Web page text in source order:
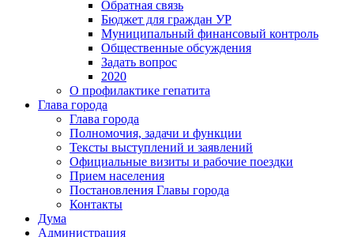
Обратная связь
Бюджет для граждан УР
Муниципальный финансовый контроль
Общественные обсуждения
Задать вопрос
2020
О профилактике гепатита
Глава города
Глава города
Полномочия, задачи и функции
Тексты выступлений и заявлений
Официальные визиты и рабочие поездки
Прием населения
Постановления Главы города
Контакты
Дума
Администрация